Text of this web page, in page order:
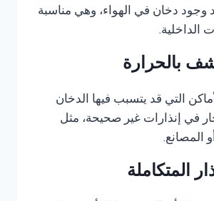
وجود دخان في الهواء، وهي مناسبة
الداخلية.
بالحرارة
التي قد يتسبب فيها الدخان
في إنذارات غير صحيحة، مثل
المصانع.
المتكاملة